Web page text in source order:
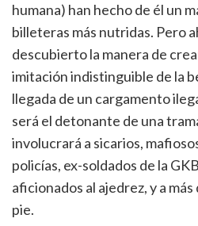
humana) han hecho de él un
billeteras más nutridas. Pero
descubierto la manera de
imitación indistinguible de la
llegada de un cargamento
será el detonante de una
involucrará a sicarios,
policías, ex-soldados de la
aficionados al ajedrez, y a
pie.